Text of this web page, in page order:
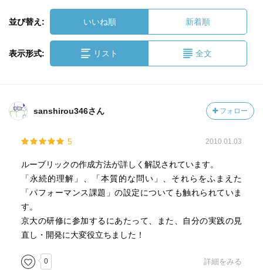
並び替え: いいね順 新着順
表示形式: リスト 全文
sanshirou346さん フォロー
5 2010.01.03
ルーブリックの作成方法が詳しく解説されています。
「永続的理解」、「本質的な問い」、それらをふまえた
「パフォーマンス課題」の設定についても触れられていま
す。
京大の研修に参加するにあたって、また、自分の実践の見
直し・開発に大変役立ちました！
0 詳細をみる